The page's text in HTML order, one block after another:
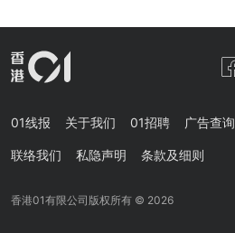
01线报 关于我们 01招聘 广告查询
联络我们 私隐声明 条款及细则
香港01有限公司版权所有 © 2026